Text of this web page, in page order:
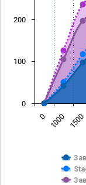
0 1000 1500
0
100
200